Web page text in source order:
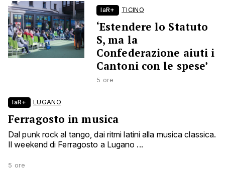
laR+ TICINO
‘Estendere lo Statuto
S, ma la
Confederazione aiuti i
Cantoni con le spese’
5 ore
laR+ LUGANO
Ferragosto in musica
Dal punk rock al tango, dai ritmi latini alla musica classica.
Il weekend di Ferragosto a Lugano ...
5 ore